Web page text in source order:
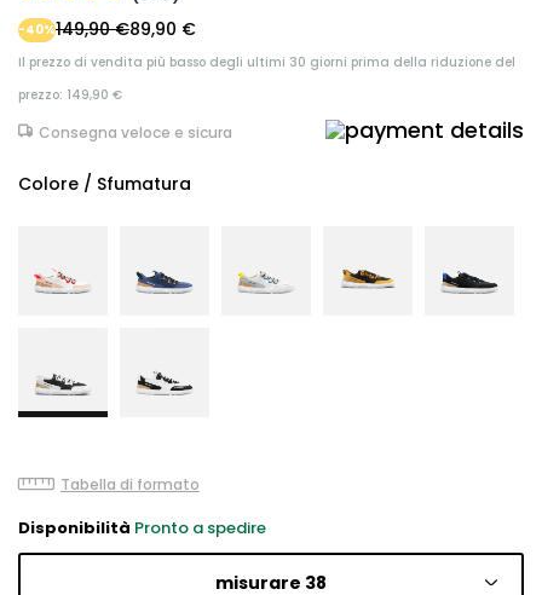
89,90 €
-40%149,90 €
Il prezzo di vendita più basso degli ultimi 30 giorni prima della riduzione del
prezzo: 149,90 €
Consegna veloce e sicura
Colore / Sfumatura
Tabella di formato
Disponibilità Pronto a spedire
misurare 38